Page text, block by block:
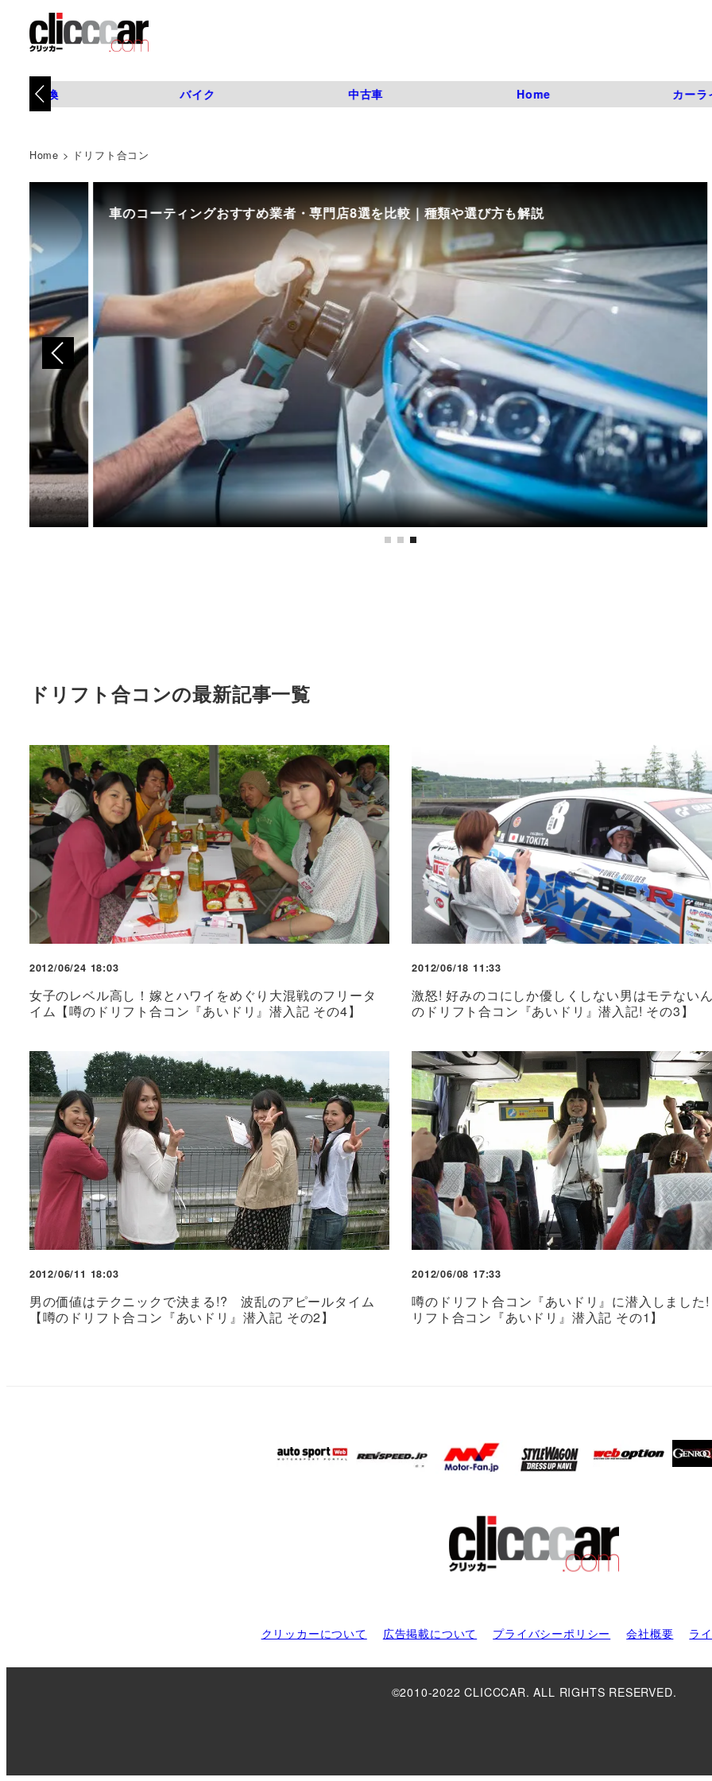
タイヤ交換 バイク 中古車 Home カーラ
Home > ドリフト合コン
車のコーティングおすすめ業者・専門店8選を比較｜種類や選び方も解説
ドリフト合コンの最新記事一覧
2012/06/24 18:03
女子のレベル高し！嫁とハワイをめぐり大混戦のフリータ
イム【噂のドリフト合コン『あいドリ』潜入記 その4】
2012/06/18 11:33
激怒! 好みのコにしか優しくしない男はモテない
のドリフト合コン『あいドリ』潜入記! その3】
2012/06/11 18:03
男の価値はテクニックで決まる!? 波乱のアピールタイム
【噂のドリフト合コン『あいドリ』潜入記 その2】
2012/06/08 17:33
噂のドリフト合コン『あいドリ』に潜入しました
リフト合コン『あいドリ』潜入記 その1】
クリッカーについて 広告掲載について プライバシーポリシー 会社概要 ラ
©2010-2022 CLICCCAR. ALL RIGHTS RESERVED.